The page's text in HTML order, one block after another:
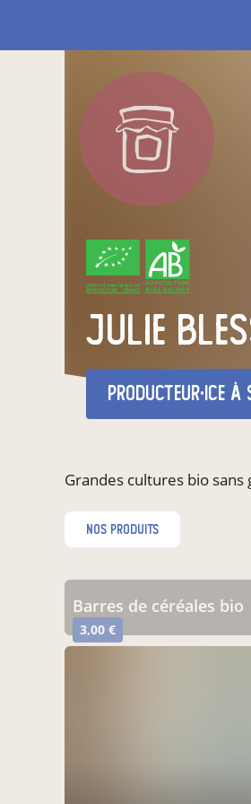
julie
CERTIFIÉ PAR FR-BIO-10
AGRICULTURE FRANCE
producteur·ice à
Grandes cultures bio
nos produits
barres de céréales bio
3,00 €